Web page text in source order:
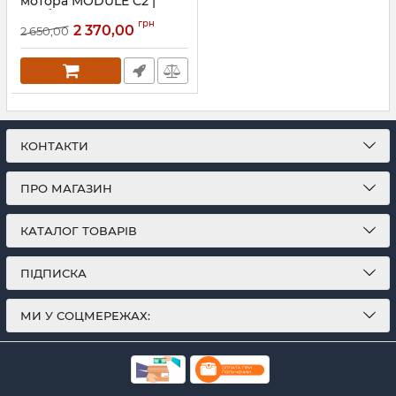
Розбірний до 40 кг |
Пневмоколеса
Артикул: с2
2 650,00 2 370,00 грн
КОНТАКТИ
ПРО МАГАЗИН
КАТАЛОГ ТОВАРІВ
ПІДПИСКА
МИ У СОЦМЕРЕЖАХ: